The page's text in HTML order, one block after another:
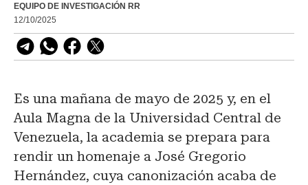
EQUIPO DE INVESTIGACIÓN RR
12/10/2025
Es una mañana de mayo de 2025 y, en el
Aula Magna de la Universidad Central de
Venezuela, la academia se prepara para
rendir un homenaje a José Gregorio
Hernández, cuya canonización acaba de